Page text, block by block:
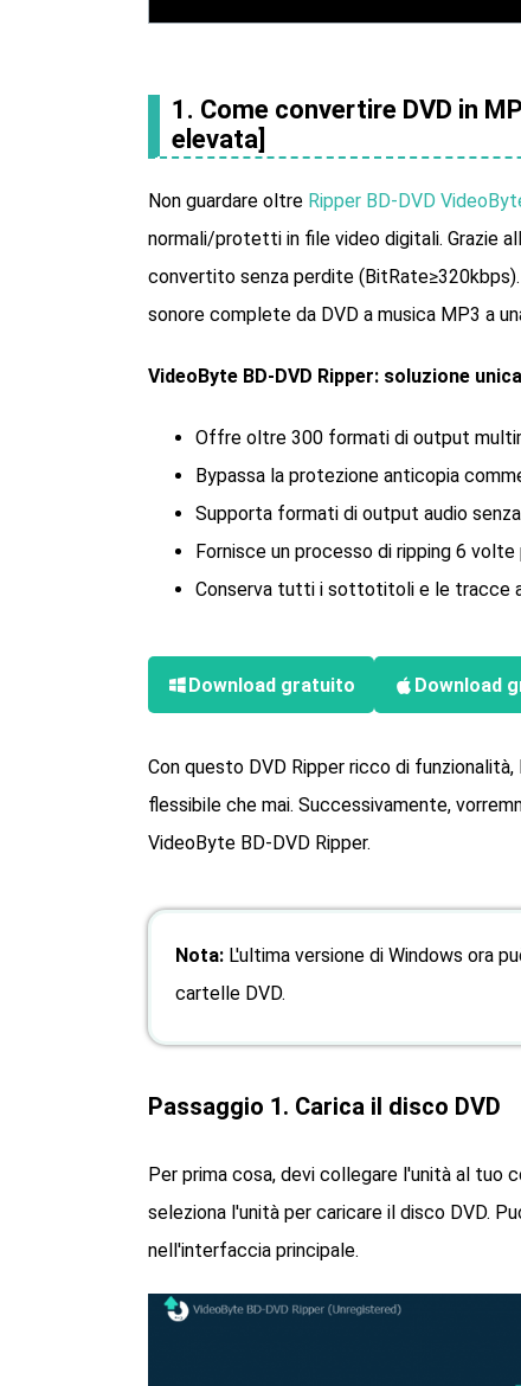
1. Come convertire DVD in
elevata]
Non guardare oltre Ripper BD-DVD
normali/protetti in file video digitali. Grazie
convertito senza perdite
sonore complete da DVD a musica MP3 a
VideoByte BD-DVD Ripper: soluzione
Offre oltre 300 formati di output
Bypassa la protezione anticopia
Supporta formati di output audio
Fornisce un processo di ripping 6 volte
Conserva tutti i sottotitoli e le tracce
Download gratuito Download
Con questo DVD Ripper ricco di
flessibile che mai. Successivamente,
VideoByte BD-DVD Ripper.
Nota:L'ultima versione di Windows ora
cartelle DVD.
Passaggio 1. Carica il disco DVD
Per prima cosa, devi collegare l'unità al tuo
seleziona l'unità per caricare il disco DVD.
nell'interfaccia principale.